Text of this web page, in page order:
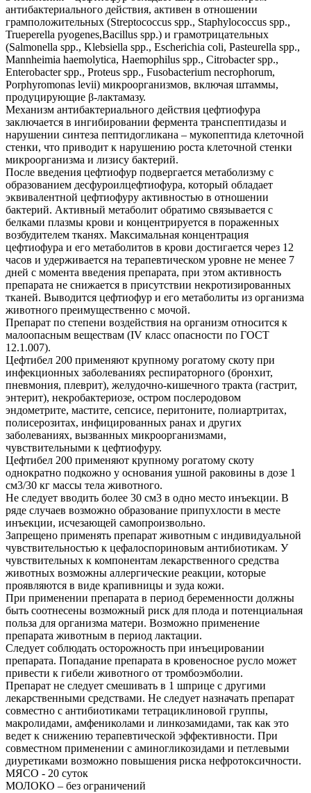
антибактериального действия, активен в отношении
грамположительных (Streptococcus spp., Staphylococcus spp.,
Trueperella pyogenes,Bacillus spp.) и грамотрицательных
(Salmonella spp., Klebsiella spp., Escherichia coli, Pasteurella spp.,
Mannheimia haemolytica, Haemophilus spp., Citrobacter spp.,
Enterobacter spp., Proteus spp., Fusobacterium necrophorum,
Porphyromonas levii) микроорганизмов, включая штаммы,
продуцирующие β-лактамазу.
Механизм антибактериального действия цефтиофура
заключается в ингибировании фермента транспептидазы и
нарушении синтеза пептидогликана – мукопептида клеточной
стенки, что приводит к нарушению роста клеточной стенки
микроорганизма и лизису бактерий.
После введения цефтиофур подвергается метаболизму с
образованием десфуроилцефтиофура, который обладает
эквивалентной цефтиофуру активностью в отношении
бактерий. Активный метаболит обратимо связывается с
белками плазмы крови и концентрируется в пораженных
возбудителем тканях. Максимальная концентрация
цефтиофура и его метаболитов в крови достигается через 12
часов и удерживается на терапевтическом уровне не менее 7
дней с момента введения препарата, при этом активность
препарата не снижается в присутствии некротизированных
тканей. Выводится цефтиофур и его метаболиты из организма
животного преимущественно с мочой.
Препарат по степени воздействия на организм относится к
малоопасным веществам (IV класс опасности по ГОСТ
12.1.007).
Цефтибел 200 применяют крупному рогатому скоту при
инфекционных заболеваниях респираторного (бронхит,
пневмония, плеврит), желудочно-кишечного тракта (гастрит,
энтерит), некробактериозе, остром послеродовом
эндометрите, мастите, сепсисе, перитоните, полиартритах,
полисерозитах, инфицированных ранах и других
заболеваниях, вызванных микроорганизмами,
чувствительными к цефтиофуру.
Цефтибел 200 применяют крупному рогатому скоту
однократно подкожно у основания ушной раковины в дозе 1
см3/30 кг массы тела животного.
Не следует вводить более 30 см3 в одно место инъекции. В
ряде случаев возможно образование припухлости в месте
инъекции, исчезающей самопроизвольно.
Запрещено применять препарат животным с индивидуальной
чувствительностью к цефалоспориновым антибиотикам. У
чувствительных к компонентам лекарственного средства
животных возможны аллергические реакции, которые
проявляются в виде крапивницы и зуда кожи.
При применении препарата в период беременности должны
быть соотнесены возможный риск для плода и потенциальная
польза для организма матери. Возможно применение
препарата животным в период лактации.
Следует соблюдать осторожность при инъецировании
препарата. Попадание препарата в кровеносное русло может
привести к гибели животного от тромбоэмболии.
Препарат не следует смешивать в 1 шприце с другими
лекарственными средствами. Не следует назначать препарат
совместно с антибиотиками тетрациклиновой группы,
макролидами, амфениколами и линкозамидами, так как это
ведет к снижению терапевтической эффективности. При
совместном применении с аминогликозидами и петлевыми
диуретиками возможно повышения риска нефротоксичности.
МЯСО - 20 суток
МОЛОКО – без ограничений